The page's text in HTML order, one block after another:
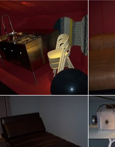
ELLE DECOR ITALIA: DESIGN FOR
LIFE
Rosy Villa